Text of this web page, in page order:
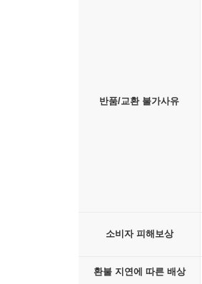
불구하고 이 소설의 모든
북아일랜드 분쟁을 다
대단한 성취다. ‘복잡하
신선한 목소리와 스타
20세기 후반 북아일랜
싸워야 할 것이 너무 많
목말라 있는 독자들이
반품/교환 불가사유
소비자 피해보상
환불 지연에 따른 배상